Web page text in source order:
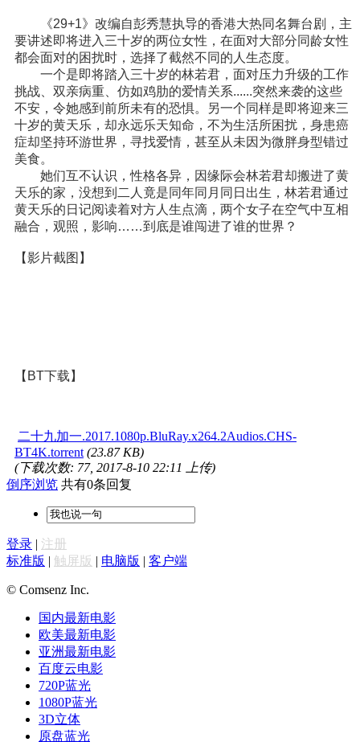
《29+1》改编自彭秀慧执导的香港大热同名舞台剧，主
要讲述即将进入三十岁的两位女性，在面对大部分同龄女性
都会面对的困扰时，选择了截然不同的人生态度。
一个是即将踏入三十岁的林若君，面对压力升级的工作
挑战、双亲病重、仿如鸡肋的爱情关系......突然来袭的这些
不安，令她感到前所未有的恐惧。另一个同样是即将迎来三
十岁的黄天乐，却永远乐天知命，不为生活所困扰，身患癌
症却坚持环游世界，寻找爱情，甚至从未因为微胖身型错过
美食。
她们互不认识，性格各异，因缘际会林若君却搬进了黄
天乐的家，没想到二人竟是同年同月同日出生，林若君通过
黄天乐的日记阅读着对方人生点滴，两个女子在空气中互相
融合，观照，影响……到底是谁闯进了谁的世界？
【影片截图】
【BT下载】
二十九加一.2017.1080p.BluRay.x264.2Audios.CHS-
BT4K.torrent (23.87 KB)
(下载次数: 77, 2017-8-10 22:11 上传)
倒序浏览 共有0条回复
登录 | 注册
标准版 | 触屏版 | 电脑版 | 客户端
© Comsenz Inc.
国内最新电影
欧美最新电影
亚洲最新电影
百度云电影
720P蓝光
1080P蓝光
3D立体
原盘蓝光